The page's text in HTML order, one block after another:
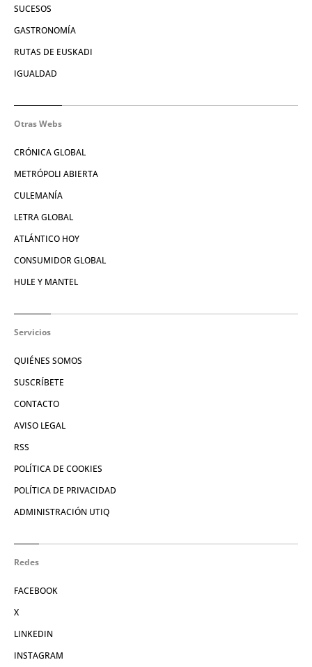
SUCESOS
GASTRONOMÍA
RUTAS DE EUSKADI
IGUALDAD
Otras Webs
CRÓNICA GLOBAL
METRÓPOLI ABIERTA
CULEMANÍA
LETRA GLOBAL
ATLÁNTICO HOY
CONSUMIDOR GLOBAL
HULE Y MANTEL
Servicios
QUIÉNES SOMOS
SUSCRÍBETE
CONTACTO
AVISO LEGAL
RSS
POLÍTICA DE COOKIES
POLÍTICA DE PRIVACIDAD
ADMINISTRACIÓN UTIQ
Redes
FACEBOOK
X
LINKEDIN
INSTAGRAM